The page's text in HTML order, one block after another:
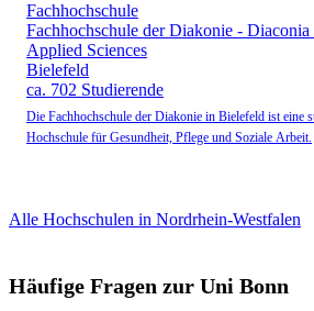
Fachhochschule
Fachhochschule der Diakonie -
Applied Sciences
Bielefeld
ca. 702 Studierende
Die Fachhochschule der Diakonie in Bielefeld ist eine
Hochschule für Gesundheit, Pflege und Soziale Arbeit.
Alle Hochschulen in Nordrhein-Westfalen
Häufige Fragen zur Uni Bonn